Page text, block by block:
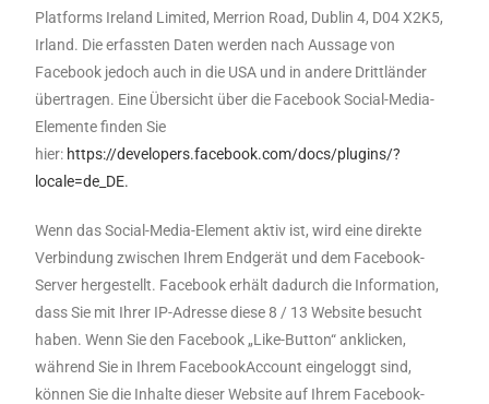
Platforms Ireland Limited, Merrion Road, Dublin 4, D04 X2K5,
Irland. Die erfassten Daten werden nach Aussage von
Facebook jedoch auch in die USA und in andere Drittländer
übertragen. Eine Übersicht über die Facebook Social-Media-
Elemente finden Sie
hier: https://developers.facebook.com/docs/plugins/?
locale=de_DE.
Wenn das Social-Media-Element aktiv ist, wird eine direkte
Verbindung zwischen Ihrem Endgerät und dem Facebook-
Server hergestellt. Facebook erhält dadurch die Information,
dass Sie mit Ihrer IP-Adresse diese 8 / 13 Website besucht
haben. Wenn Sie den Facebook „Like-Button“ anklicken,
während Sie in Ihrem FacebookAccount eingeloggt sind,
können Sie die Inhalte dieser Website auf Ihrem Facebook-